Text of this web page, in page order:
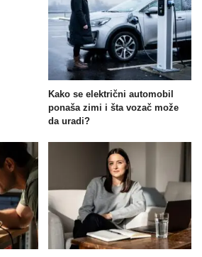
Kako se električni automobil
ponaša zimi i šta vozač može
da uradi?